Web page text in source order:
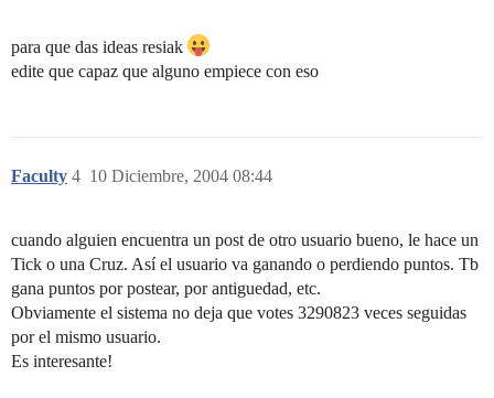
para que das ideas resiak
edite que capaz que alguno empiece con eso
Faculty 10 Diciembre, 2004 08:44
4
cuando alguien encuentra un post de otro usuario bueno, le hace un
Tick o una Cruz. Así el usuario va ganando o perdiendo puntos. Tb
gana puntos por postear, por antiguedad, etc.
Obviamente el sistema no deja que votes 3290823 veces seguidas
por el mismo usuario.
Es interesante!